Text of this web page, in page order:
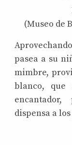
(Museo de
pasea a su
mimbre,
blanco,
dispensa a